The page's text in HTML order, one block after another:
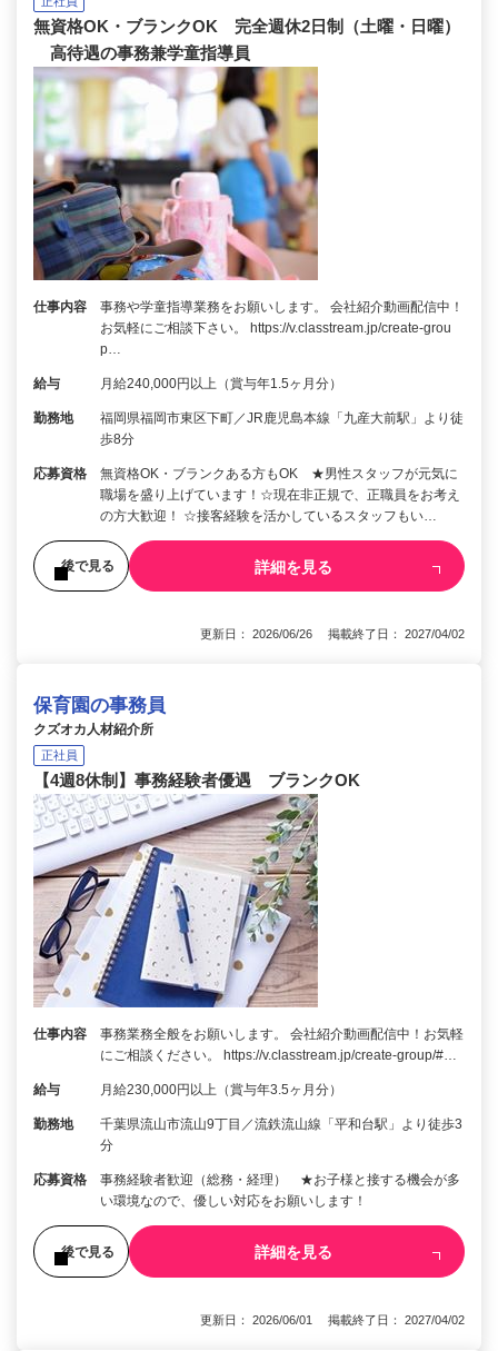
無資格OK・ブランクOK 完全週休2日制（土曜・日曜）
高待遇の事務兼学童指導員
仕事内容
事務や学童指導業務をお願いします。 会社紹介動画配信中！
お気軽にご相談下さい。 https://v.classtream.jp/create-grou
p…
給与 月給240,000円以上（賞与年1.5ヶ月分）
勤務地
福岡県福岡市東区下町／JR鹿児島本線「九産大前駅」より徒
歩8分
応募資格
無資格OK・ブランクある方もOK ★男性スタッフが元気に
職場を盛り上げています！☆現在非正規で、正職員をお考え
の方大歓迎！ ☆接客経験を活かしているスタッフもい…
後で見る 詳細を見る
更新日： 2026/06/26 掲載終了日： 2027/04/02
保育園の事務員
クズオカ人材紹介所
正社員
【4週8休制】事務経験者優遇 ブランクOK
仕事内容
事務業務全般をお願いします。 会社紹介動画配信中！お気軽
にご相談ください。 https://v.classtream.jp/create-group/#…
給与 月給230,000円以上（賞与年3.5ヶ月分）
勤務地
千葉県流山市流山9丁目／流鉄流山線「平和台駅」より徒歩3
分
応募資格
事務経験者歓迎（総務・経理） ★お子様と接する機会が多
い環境なので、優しい対応をお願いします！
後で見る 詳細を見る
更新日： 2026/06/01 掲載終了日： 2027/04/02